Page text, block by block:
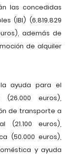
las concedidas
(IBI) (6.819.829
además de
de alquiler
ayuda para el
euros),
de transporte a
(21.100 euros),
(50.000 euros),
y ayuda